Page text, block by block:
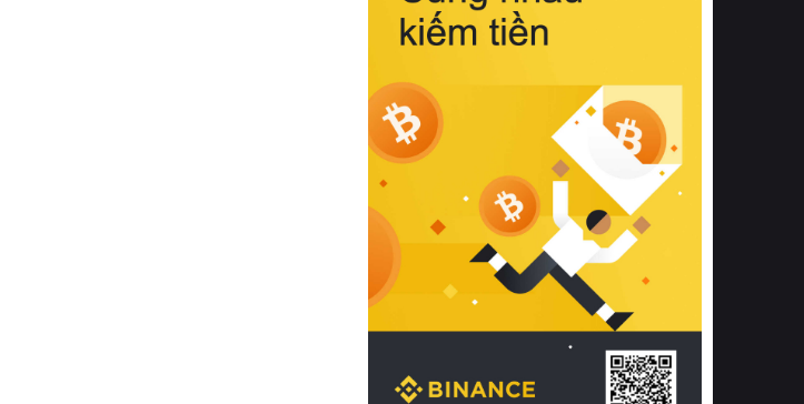
Bên cạnh đó, việc lựa chọn các dòng
sản phẩm đạt chuẩn chất lượng quốc
tế còn giúp ngăn ngừa tình trạng kích
khuẩn và nấm mốc trong điều kiện
thời tiết nóng ẩm. Bạn có thể tìm hiểu
thêm các nghiên cứu khoa học về tác
động của giấc ngủ và môi trường
phòng ngủ đối với sức khỏe con
người tại Sleep Foundation (External
Link) để có cái nhìn toàn diện hơn.
2. Các tiêu chí vàng khi lựa chọn
chăn ga gối đệm cao cấp cho phòng
ngủ
Để sở hữu một bộ chăn ga gối đệm
cao cấp hoàn hảo cả về thẩm mỹ lẫn
công năng, người tiêu dùng cần cân
nhắc kỹ lưỡng các tiêu chí quan trọng